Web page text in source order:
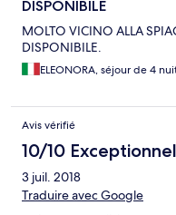
DISPONIBILE
MOLTO VICINO ALLA
DISPONIBILE.
ELEONORA, séjour de 4
Avis vérifié
10/10 Exceptionnel
3 juil. 2018
Traduire avec Google